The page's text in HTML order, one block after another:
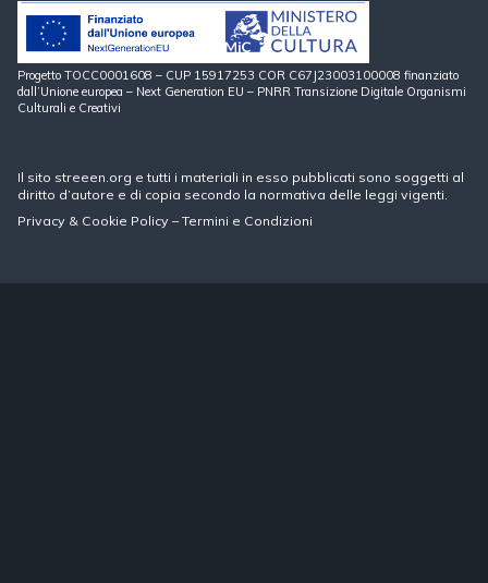
Progetto TOCC0001608 – CUP 15917253 COR C67J23003100008 finanziato
dall’Unione europea – Next Generation EU – PNRR Transizione Digitale Organismi
Culturali e Creativi
Il sito streeen.org e tutti i materiali in esso pubblicati sono soggetti al
diritto d’autore e di copia secondo la normativa delle leggi vigenti.
Privacy & Cookie Policy –Termini e Condizioni